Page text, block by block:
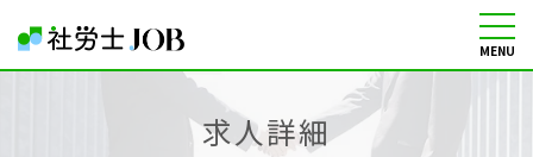
社労士の転職・求人情報サイト MENU
求人詳細